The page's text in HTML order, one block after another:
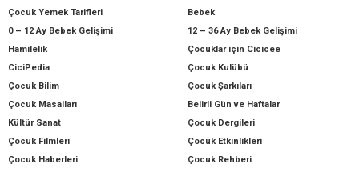
Çocuk Yemek Tarifleri
Bebek
0 – 12 Ay Bebek Gelişimi
12 – 36 Ay Bebek Gelişimi
Hamilelik
Çocuklar için Cicicee
CiciPedia
Çocuk Kulübü
Çocuk Bilim
Çocuk Şarkıları
Çocuk Masalları
Belirli Gün ve Haftalar
Kültür Sanat
Çocuk Dergileri
Çocuk Filmleri
Çocuk Etkinlikleri
Çocuk Haberleri
Çocuk Rehberi